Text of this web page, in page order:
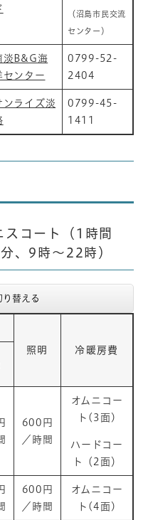
（沼島市民交流
センター）
淡B&G海
センター
0799-52-
2404
ンライズ淡
0799-45-
1411
スコート（1時間
、9時～22時）
替える
照明 冷暖房費
600円
／時間
オムニコー
ト(3面)
ハードコー
ト（2面）
600円
／時間
オムニコー
ト(4面)